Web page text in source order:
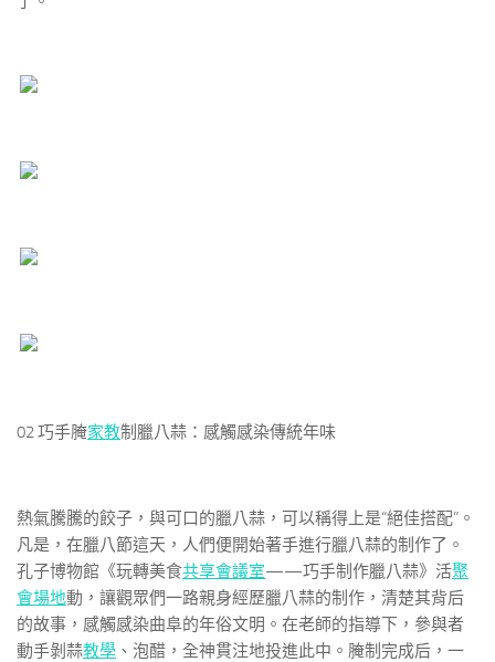
02巧手腌家教制臘八蒜：感觸感染傳統年味
熱氣騰騰的餃子，與可口的臘八蒜，可以稱得上是“絕佳搭配”。
凡是，在臘八節這天，人們便開始著手進行臘八蒜的制作了。
孔子博物館《玩轉美食共享會議室——巧手制作臘八蒜》活聚
會場地動，讓觀眾們一路親身經歷臘八蒜的制作，清楚其背后
的故事，感觸感染曲阜的年俗文明。在老師的指導下，參與者
動手剝蒜教學 、泡醋，全神貫注地投進此中。腌制完成后，一